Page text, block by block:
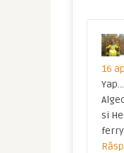
16
si